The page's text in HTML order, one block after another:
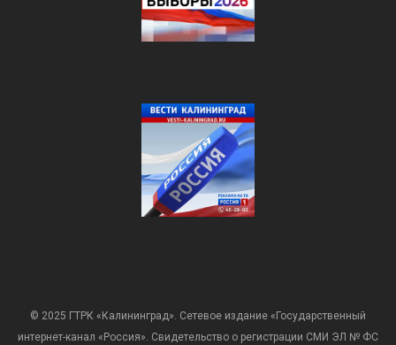
© 2025 ГТРК «Калининград». Сетевое издание «Государственный
интернет-канал «Россия». Свидетельство о регистрации СМИ ЭЛ № ФС